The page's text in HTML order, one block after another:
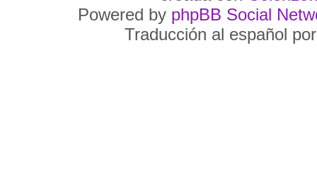
Powered by phpBB Social
Traducción al español